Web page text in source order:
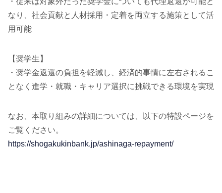
なり、社会貢献と人材採用・定着を両立する施策として活
用可能
【奨学生】
・奨学金返還の負担を軽減し、経済的事情に左右されるこ
となく進学・就職・キャリア選択に挑戦できる環境を実現
なお、本取り組みの詳細については、以下の特設ページを
ご覧ください。
https://shogakukinbank.jp/ashinaga-repayment/